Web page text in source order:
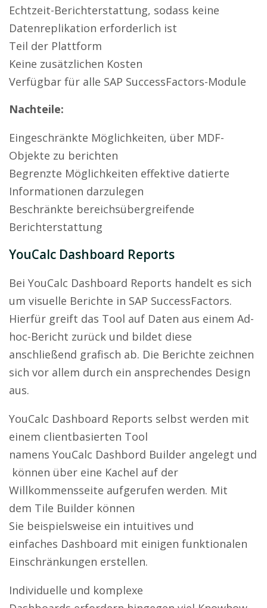
Echtzeit-Berichterstattung, sodass keine
Datenreplikation erforderlich ist
Teil der Plattform
Keine zusätzlichen Kosten
Verfügbar für alle SAP SuccessFactors-Module
Nachteile:
Eingeschränkte Möglichkeiten, über MDF-
Objekte zu berichten
Begrenzte Möglichkeiten effektive datierte
Informationen darzulegen
Beschränkte bereichsübergreifende
Berichterstattung
YouCalc Dashboard Reports
Bei YouCalc Dashboard Reports handelt es sich
um visuelle Berichte in SAP SuccessFactors.
Hierfür greift das Tool auf Daten aus einem Ad-
hoc-Bericht zurück und bildet diese
anschließend grafisch ab. Die Berichte zeichnen
sich vor allem durch ein ansprechendes Design
aus.
YouCalc Dashboard Reports selbst werden mit
einem clientbasierten Tool
namens YouCalc Dashbord Builder angelegt und
können über eine Kachel auf der
Willkommensseite aufgerufen werden. Mit
dem Tile Builder können
Sie beispielsweise ein intuitives und
einfaches Dashboard mit einigen funktionalen
Einschränkungen erstellen.
Individuelle und komplexe